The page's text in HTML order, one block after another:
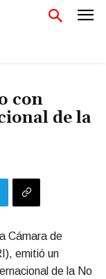
con
de la
Cámara de
emitió un
de la No